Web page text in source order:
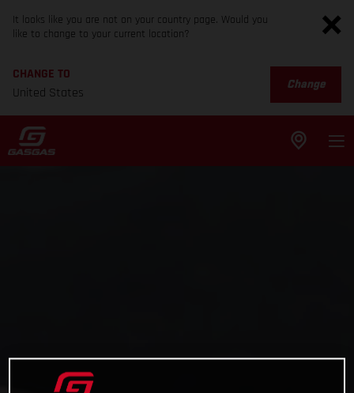
It looks like you are not on your country page. Would you
like to change to your current location?
CHANGE TO
United States
Change